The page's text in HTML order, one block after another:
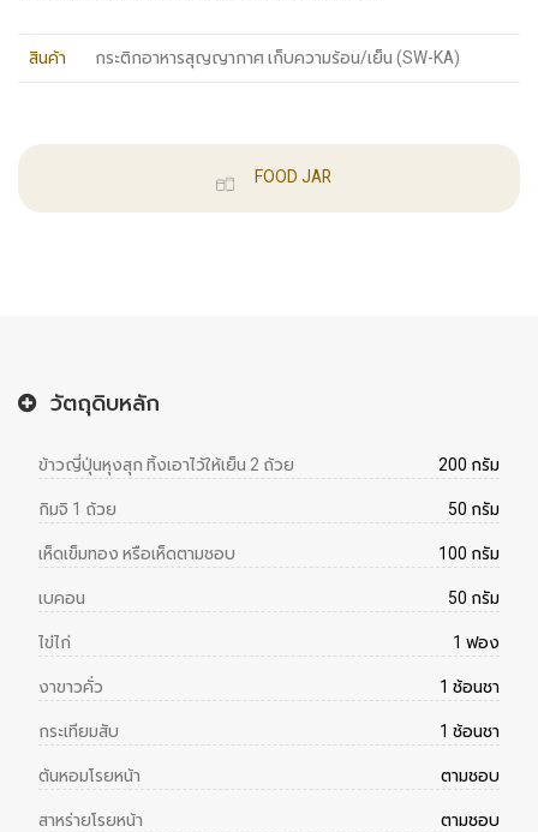
สินค้า กระติกอาหารสุญญากาศ เก็บความร้อน/เย็น (SW-KA)
FOOD JAR
วัตถุดิบหลัก
ข้าวญี่ปุ่นหุงสุก ทิ้งเอาไว้ให้เย็น 2 ถ้วย 200 กรัม
กิมจิ 1 ถ้วย 50 กรัม
เห็ดเข็มทอง หรือเห็ดตามชอบ 100 กรัม
เบคอน 50 กรัม
ไข่ไก่ 1 ฟอง
งาขาวคั่ว 1 ช้อนชา
กระเทียมสับ 1 ช้อนชา
ต้นหอมโรยหน้า ตามชอบ
สาหร่ายโรยหน้า ตามชอบ